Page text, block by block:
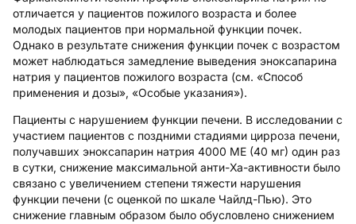
отличается у пациентов пожилого возраста и более
молодых пациентов при нормальной функции почек.
Однако в результате снижения функции почек с возрастом
может наблюдаться замедление выведения эноксапарина
натрия у пациентов пожилого возраста (см. «Способ
применения и дозы», «Особые указания»).
Пациенты с нарушением функции печени. В исследовании с
участием пациентов с поздними стадиями цирроза печени,
получавших эноксапарин натрия 4000 МЕ (40 мг) один раз
в сутки, снижение максимальной анти-Ха-активности было
связано с увеличением степени тяжести нарушения
функции печени (с оценкой по шкале Чайлд-Пью). Это
снижение главным образом было обусловлено снижением